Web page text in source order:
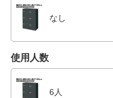
なし
使用人数
6人